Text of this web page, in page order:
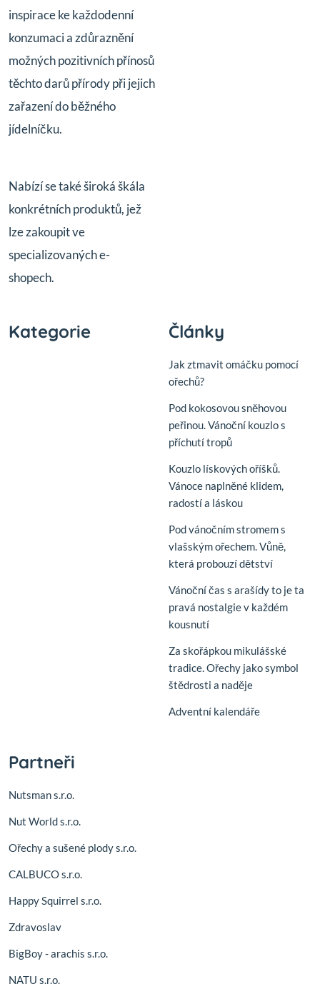
inspirace ke každodenní
konzumaci a zdůraznění
možných pozitivních přínosů
těchto darů přírody při jejich
zařazení do běžného
jídelníčku.
Nabízí se také široká škála
konkrétních produktů, jež
lze zakoupit ve
specializovaných e-
shopech.
Kategorie Články
Jak ztmavit omáčku pomocí
ořechů?
Pod kokosovou sněhovou
peřinou. Vánoční kouzlo s
příchutí tropů
Kouzlo lískových oříšků.
Vánoce naplněné klidem,
radostí a láskou
Pod vánočním stromem s
vlašským ořechem. Vůně,
která probouzí dětství
Vánoční čas s arašídy to je ta
pravá nostalgie v každém
kousnutí
Za skořápkou mikulášské
tradice. Ořechy jako symbol
štědrosti a naděje
Adventní kalendáře
Partneři
Nutsman s.r.o.
Nut World s.r.o.
Ořechy a sušené plody s.r.o.
CALBUCO s.r.o.
Happy Squirrel s.r.o.
Zdravoslav
BigBoy - arachis s.r.o.
NATU s.r.o.